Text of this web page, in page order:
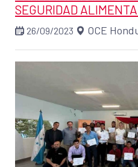
SEGURIDAD
26/09/2023 OCE